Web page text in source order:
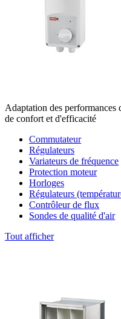
Adaptation des performances
de confort et d'efficacité
Commutateur
Régulateurs
Variateurs de fréquence
Protection moteur
Horloges
Régulateurs
Contrôleur de flux
Sondes de qualité d'air
Tout afficher